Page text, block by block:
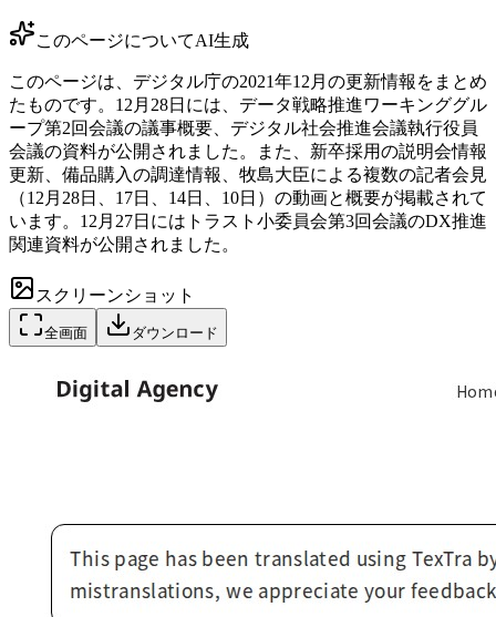
このページについてAI生成
このページは、デジタル庁の2021年12月の更新情報をまとめ
たものです。12月28日には、データ戦略推進ワーキンググル
ープ第2回会議の議事概要、デジタル社会推進会議執行役員
会議の資料が公開されました。また、新卒採用の説明会情報
更新、備品購入の調達情報、牧島大臣による複数の記者会見
（12月28日、17日、14日、10日）の動画と概要が掲載されて
います。12月27日にはトラスト小委員会第3回会議のDX推進
関連資料が公開されました。
スクリーンショット
全画面 ダウンロード